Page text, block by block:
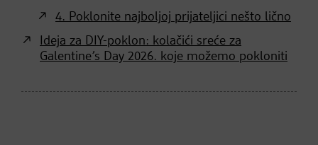
4. Poklonite najboljoj prijateljici nešto lično
Ideja za DIY-poklon: kolačići sreće za
Galentine’s Day 2026. koje možemo pokloniti